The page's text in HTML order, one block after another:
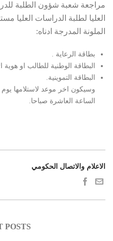
مراجعة شعبة شؤون الطلبة
العليا لطلبة الدراسات
الملونة المدرجة ادناه:
بطاقة الرعاية .
البطاقة الوطنية للطالب او هوية
البطاقة التموينية.
الساعة العاشرة صباحا.
الاعلام والاتصال الحكومي
POSTS